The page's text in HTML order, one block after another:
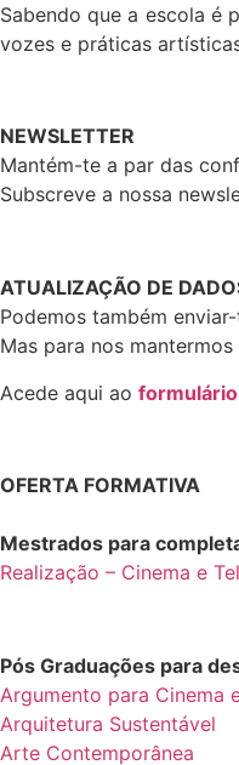
Sabendo que a escola é
vozes e práticas
NEWSLETTER
Mantém-te a par das
Subscreve a nossa
ATUALIZAÇÃO DE
Podemos também
Mas para nos
Acede aqui ao formulário
OFERTA FORMATIVA
Mestrados para
Realização – Cinema e
Pós Graduações para
Argumento para Cinema
Arquitetura Sustentável
Arte Contemporânea